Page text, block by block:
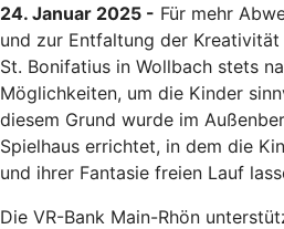
24. Januar 2025 - Für mehr
und zur Entfaltung der
St. Bonifatius in Wollbach stets
Möglichkeiten, um die Kinder
diesem Grund wurde im
Spielhaus errichtet, in dem die
und ihrer Fantasie freien Lauf
Die VR-Bank Main-Rhön